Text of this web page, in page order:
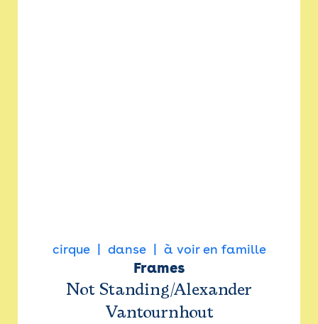
cirque danse à voir en famille
Frames
Not Standing/Alexander
Vantournhout